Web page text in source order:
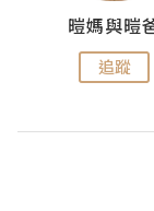
暟媽與暟
追蹤